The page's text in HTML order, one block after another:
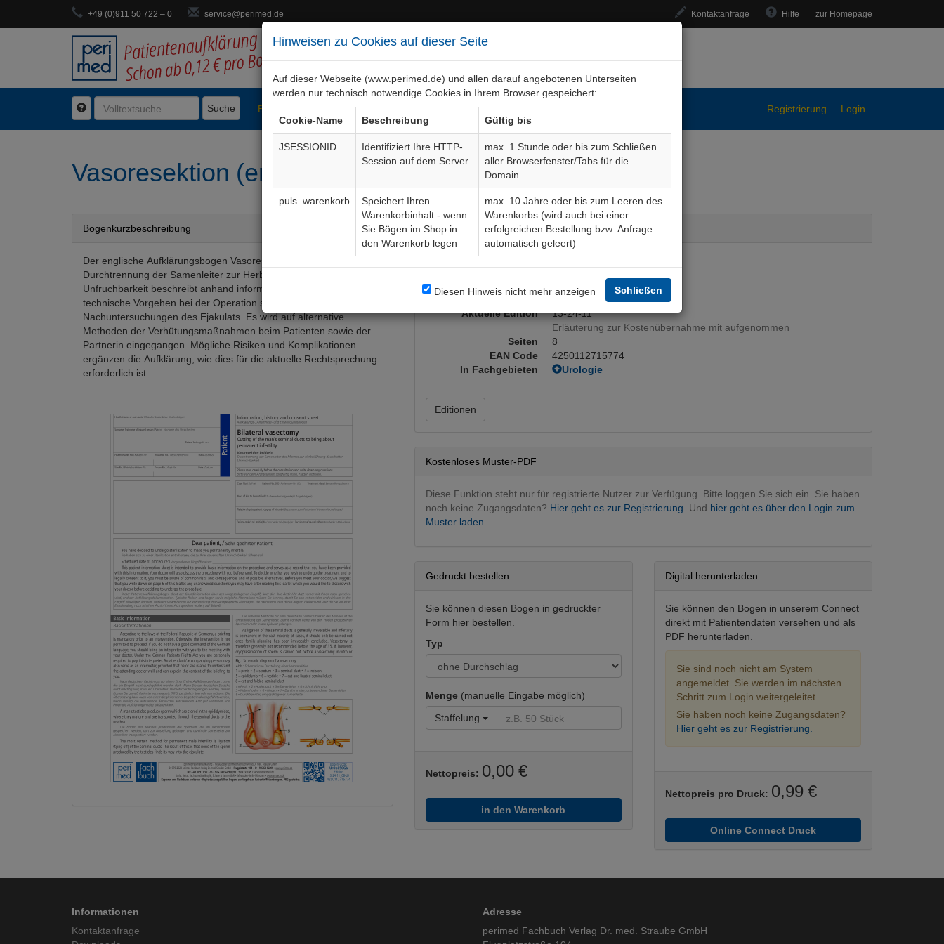
+49 (0)911 50 722 – 0 service@perimed.de Kontaktanfrage Hilfe zur Homepage
Suche BogenFachgebiete Bogen-Gesamtübersicht Registrierung Login
Hinweisen zu Cookies auf dieser Seite
Auf dieser Webseite (www.perimed.de) und allen darauf angebotenen Unterseiten
werden nur technisch notwendige Cookies in Ihrem Browser gespeichert:
Cookie-Name Beschreibung
Gültig bis
JSESSIONID
Identifiziert Ihre HTTP-
Session auf dem Server
max. 1 Stunde oder bis zum Schließen
aller Browserfenster/Tabs für die
Domain
puls_warenkorb
Speichert Ihren
Warenkorbinhalt - wenn
Sie Bögen im Shop in
den Warenkorb legen
max. 10 Jahre oder bis zum Leeren des
Warenkorbs (wird auch bei einer
erfolgreichen Bestellung bzw. Anfrage
automatisch geleert)
Diesen Hinweis nicht mehr anzeigen Schließen
Vasoresektion (englisch) AufklärungsbogenUrOp050Gb
Bogenkurzbeschreibung
Der englische Aufklärungsbogen Vasoresektion bds,
Durchtrennung der Samenleiter zur Herbeiführung dauerhafter
Unfruchbarkeit beschreibt anhand informativer Abbildungen das
technische Vorgehen bei der Operation sowie die erforderlichen
Nachuntersuchungen des Ejakulats. Es wird auf alternative
Methoden der Verhütungsmaßnahmen beim Patienten sowie der
Partnerin eingegangen. Mögliche Risiken und Komplikationen
ergänzen die Aufklärung, wie dies für die aktuelle Rechtsprechung
erforderlich ist.
Bogendetails
Weitere Sprachen
Aktuelle Edition
13-24-11
Erläuterung zur Kostenübernahme mit aufgenommen
Seiten
8
EAN Code
4250112715774
In Fachgebieten
Urologie
Editionen
Kostenloses Muster-PDF
Diese Funktion steht nur für registrierte Nutzer zur Verfügung. Bitte loggen Sie sich ein. Sie haben
noch keine Zugangsdaten? Hier geht es zur Registrierung. Und hier geht es über den Login zum
Muster laden.
Gedruckt bestellen
Sie können diesen Bogen in gedruckter
Form hier bestellen.
Typ
Menge (manuelle Eingabe möglich)
Staffelung
Nettopreis: 0,00 €
in den Warenkorb
Digital herunterladen
Sie können den Bogen in unserem Connect
direkt mit Patientendaten versehen und als
PDF herunterladen.
Sie sind noch nicht am System
angemeldet. Sie werden im nächsten
Schritt zum Login weitergeleitet.
Sie haben noch keine Zugangsdaten?
Hier geht es zur Registrierung.
Nettopreis pro Druck: 0,99 €
Online Connect Druck
Informationen
Kontaktanfrage
Adresse
perimed Fachbuch Verlag Dr. med. Straube GmbH